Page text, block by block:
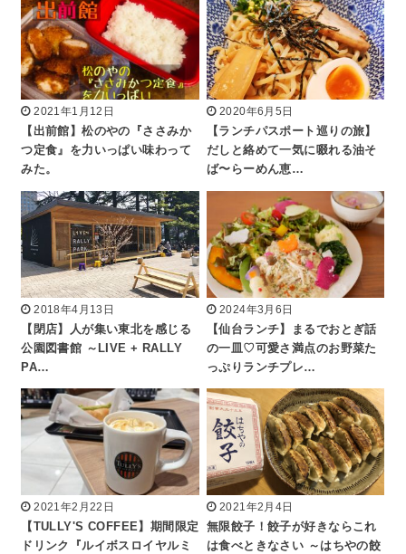
2021年1月12日
【出前館】松のやの『ささみか
つ定食』を力いっぱい味わって
みた。
2020年6月5日
【ランチパスポート巡りの旅】
だしと絡めて一気に啜れる油そ
ば〜らーめん恵…
2018年4月13日
【閉店】人が集い東北を感じる
公園図書館 ～LIVE + RALLY
PA…
2024年3月6日
【仙台ランチ】まるでおとぎ話
の一皿♡可愛さ満点のお野菜た
っぷりランチプレ…
2021年2月22日
【TULLY'S COFFEE】期間限定
ドリンク『ルイボスロイヤルミ
2021年2月4日
無限餃子！餃子が好きならこれ
は食べときなさい ～はちやの餃